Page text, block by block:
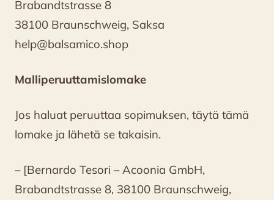
Brabandtstrasse 8
38100 Braunschweig, Saksa
help@balsamico.shop
Malliperuuttamislomake
Jos haluat peruuttaa sopimuksen, täytä tämä
lomake ja lähetä se takaisin.
– [Bernardo Tesori – Acoonia GmbH,
Brabandtstrasse 8, 38100 Braunschweig,